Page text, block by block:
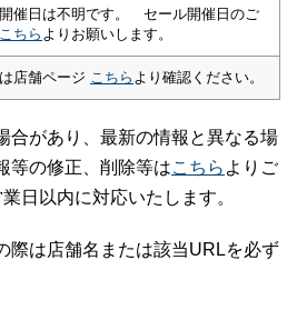
催日は不明です。 セール開催日のご
こちら よりお願いします。
店舗ページ こちら より確認ください。
合があり、最新の情報と異なる場
等の修正、削除等はこちら よりご
日以内に対応いたします。
際は店舗名または該当URLを必ず